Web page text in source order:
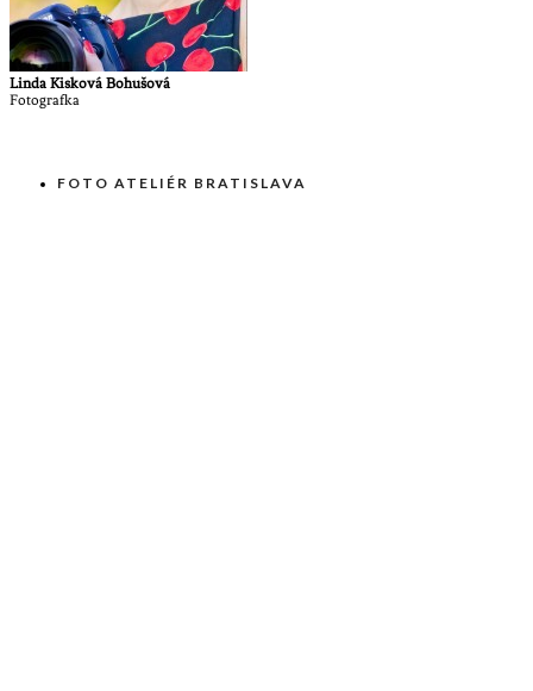
Linda Kisková Bohušová
Fotografka
FOTO ATELIÉR BRATISLAVA